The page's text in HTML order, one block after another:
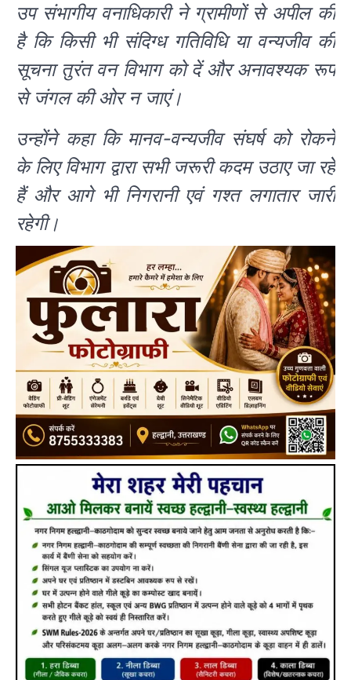
उप संभागीय वनाधिकारी ने ग्रामीणों से अपील की
है कि किसी भी संदिग्ध गतिविधि या वन्यजीव की
सूचना तुरंत वन विभाग को दें और अनावश्यक रूप
से जंगल की ओर न जाएं।
उन्होंने कहा कि मानव-वन्यजीव संघर्ष को रोकने
के लिए विभाग द्वारा सभी जरूरी कदम उठाए जा रहे
हैं और आगे भी निगरानी एवं गश्त लगातार जारी
रहेगी।